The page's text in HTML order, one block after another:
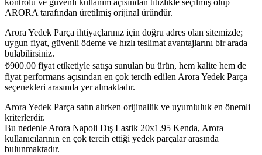
kontrolü ve güvenli kullanım açısından titizlikle seçilmiş olup
ARORA tarafından üretilmiş orijinal üründür.
Arora Yedek Parça ihtiyaçlarınız için doğru adres olan sitemizde;
uygun fiyat, güvenli ödeme ve hızlı teslimat avantajlarını bir arada
bulabilirsiniz.
₺900.00 fiyat etiketiyle satışa sunulan bu ürün, hem kalite hem de
fiyat performans açısından en çok tercih edilen Arora Yedek Parça
seçenekleri arasında yer almaktadır.
Arora Yedek Parça satın alırken orijinallik ve uyumluluk en önemli
kriterlerdir.
Bu nedenle Arora Napoli Dış Lastik 20x1.95 Kenda, Arora
kullanıcılarının en çok tercih ettiği yedek parçalar arasında
bulunmaktadır.